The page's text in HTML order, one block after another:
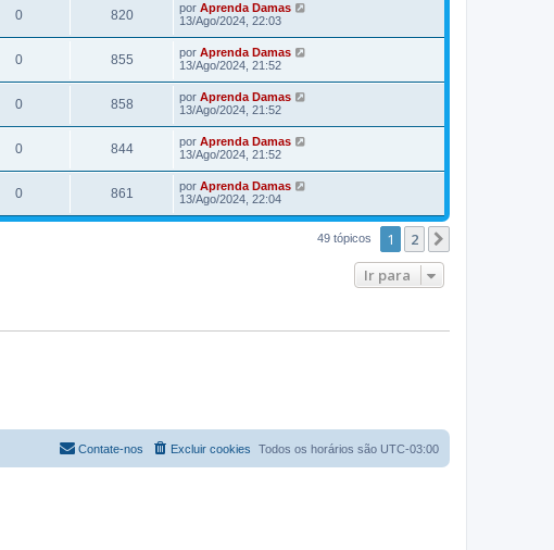
0 820 por Aprenda Damas
13/Ago/2024, 22:03
0 855 por Aprenda Damas
13/Ago/2024, 21:52
0 858 por Aprenda Damas
13/Ago/2024, 21:52
0 844 por Aprenda Damas
13/Ago/2024, 21:52
0 861 por Aprenda Damas
13/Ago/2024, 22:04
49 tópicos 1 2
Ir para
Todos os horários são UTC-03:00
Excluir cookies
Contate-nos